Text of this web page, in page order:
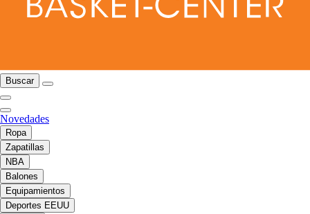
Buscar
Novedades
Ropa
Zapatillas
NBA
Balones
Equipamientos
Deportes EEUU